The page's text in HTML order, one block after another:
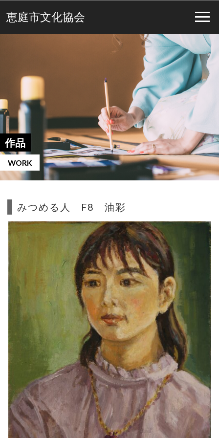
恵庭市文化協会
作品
WORK
みつめる人 F8 油彩